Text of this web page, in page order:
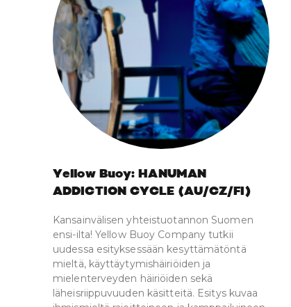
Yellow Buoy: HANUMAN
ADDICTION CYCLE (AU/CZ/FI)
Kansainvälisen yhteistuotannon Suomen
ensi-ilta! Yellow Buoy Company tutkii
uudessa esityksessään kesyttämätöntä
mieltä, käyttäytymishäiriöiden ja
mielenterveyden häiriöiden sekä
läheisriippuvuuden käsitteitä. Esitys kuvaa